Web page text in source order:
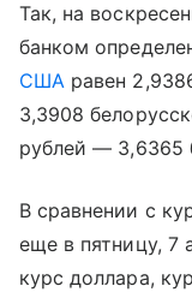
Так, на
банком
США равен
3,3908
рублей — 3,6365
В сравнении с
еще в пятницу, 7
курс доллара,